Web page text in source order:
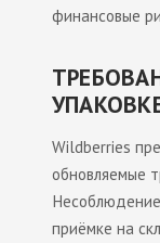
финансовые
Wildberries
обновляемые
приёмке на